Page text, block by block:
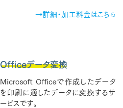
→詳細・加工料金はこちら
Officeデータ変換
Microsoft Officeで作成したデータ
を印刷に適したデータに変換するサ
ービスです。